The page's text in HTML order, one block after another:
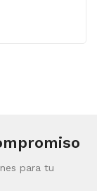
para tu